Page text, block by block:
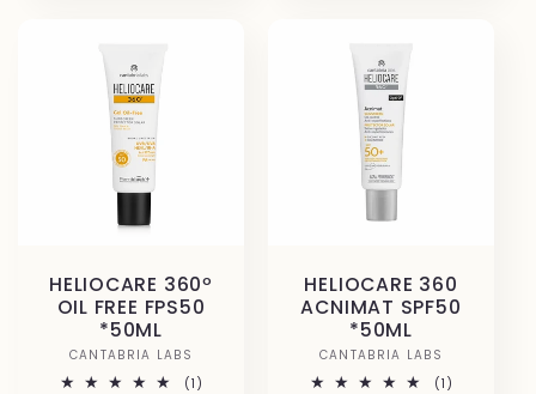
HELIOCARE 360º
OIL FREE FPS50
*50ML
Proveedor:
CANTABRIA LABS
(1)
HELIOCARE 360
ACNIMAT SPF50
*50ML
Proveedor:
CANTABRIA LABS
(1)